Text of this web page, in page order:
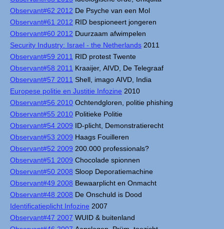
Observant#62 2012 De Psyche van een Mol
Observant#61 2012 RID bespioneert jongeren
Observant#60 2012 Duurzaam afwimpelen
Security Industry: Israel - the Netherlands 2011
Observant#59 2011 RID protest Twente
Observant#58 2011 Kraaijer, AIVD, De Telegraaf
Observant#57 2011 Shell, imago AIVD, India
Europese politie en Justitie Infozine 2010
Observant#56 2010 Ochtendgloren, politie phishing
Observant#55 2010 Politieke Politie
Observant#54 2009 ID-plicht, Demonstratierecht
Observant#53 2009 Haags Fouilleren
Observant#52 2009 200.000 professionals?
Observant#51 2009 Chocolade spionnen
Observant#50 2008 Sloop Deporatiemachine
Observant#49 2008 Bewaarplicht en Onmacht
Observant#48 2008 De Onschuld is Dood
Identificatieplicht Infozine 2007
Observant#47 2007 WUID & buitenland